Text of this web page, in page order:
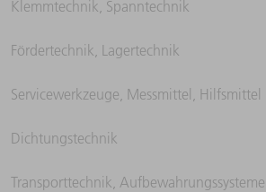
Klemmtechnik, Spanntechnik
Fördertechnik, Lagertechnik
Servicewerkzeuge, Messmittel, Hilfsmittel
Dichtungstechnik
Transporttechnik, Aufbewahrungssysteme